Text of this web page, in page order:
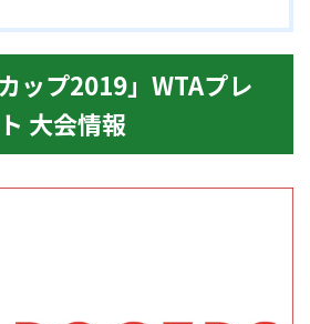
ップ2019」WTAプレ
大会情報